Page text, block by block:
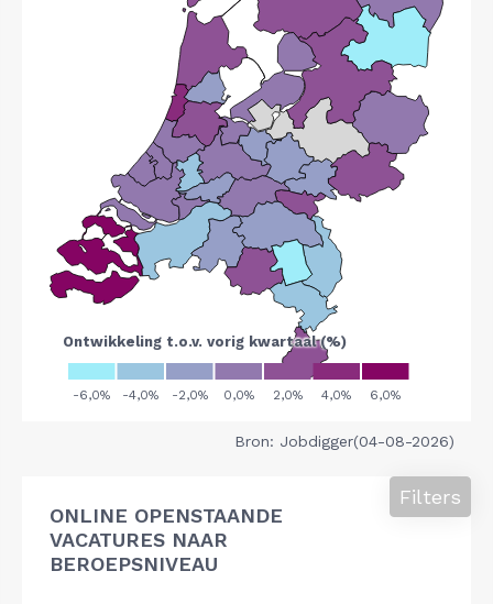
Bron: Jobdigger(04-08-2026)
ONLINE OPENSTAANDE
VACATURES NAAR
BEROEPSNIVEAU
Filters